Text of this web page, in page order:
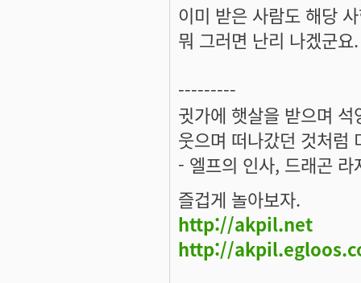
이미 받은 사람도 해당
뭐 그러면 난리 나겠군
---------
귓가에 햇살을 받으며
웃으며 떠나갔던 것처럼
- 엘프의 인사, 드래곤 라
즐겁게 놀아보자.
http://akpil.net
http://